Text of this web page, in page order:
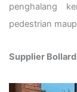
penghalang
pedestrian
Supplier